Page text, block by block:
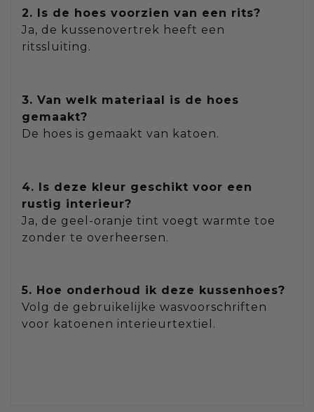
2. Is de hoes voorzien van een rits?
Ja, de kussenovertrek heeft een
ritssluiting.
3. Van welk materiaal is de hoes
gemaakt?
De hoes is gemaakt van katoen.
4. Is deze kleur geschikt voor een
rustig interieur?
Ja, de geel-oranje tint voegt warmte toe
zonder te overheersen.
5. Hoe onderhoud ik deze kussenhoes?
Volg de gebruikelijke wasvoorschriften
voor katoenen interieurtextiel.